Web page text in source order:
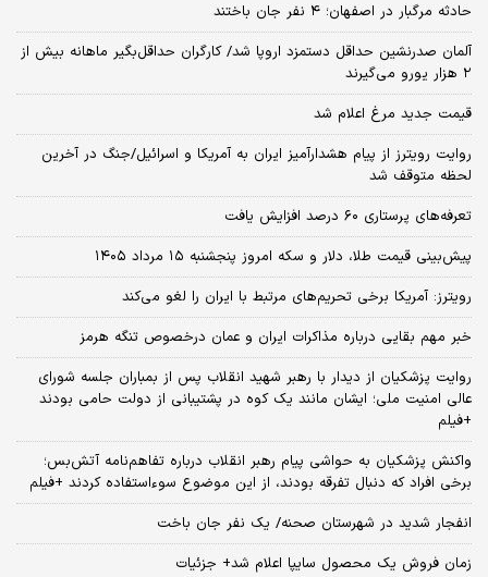
حادثه مرگبار در اصفهان؛ ۴ نفر جان باختند
آلمان صدرنشین حداقل دستمزد اروپا شد/ کارگران حداقل‌بگیر ماهانه بیش از
۲ هزار یورو می‌گیرند
قیمت جدید مرغ اعلام شد
روایت رویترز از پیام هشدارآمیز ایران به آمریکا و اسرائیل/جنگ در آخرین
لحظه متوقف شد
تعرفه‌های پرستاری ۶۰ درصد افزایش یافت
پیش‌بینی قیمت طلا، دلار و سکه امروز پنجشنبه ۱۵ مرداد ۱۴۰۵
رویترز: آمریکا برخی تحریم‌های مرتبط با ایران را لغو می‌کند
خبر مهم بقایی درباره مذاکرات ایران و عمان درخصوص تنگه هرمز
روایت پزشکیان از دیدار با رهبر شهید انقلاب پس از بمباران جلسه شورای
عالی امنیت ملی؛ ایشان مانند یک کوه در پشتیبانی از دولت حامی بودند
+فیلم
واکنش پزشکیان به حواشی پیام رهبر انقلاب درباره تفاهم‌نامه آتش‌بس؛
برخی افراد که دنبال تفرقه بودند، از این موضوع سوءاستفاده کردند +فیلم
انفجار شدید در شهرستان صحنه/ یک نفر جان باخت
زمان فروش یک محصول سایپا اعلام شد+ جزئیات